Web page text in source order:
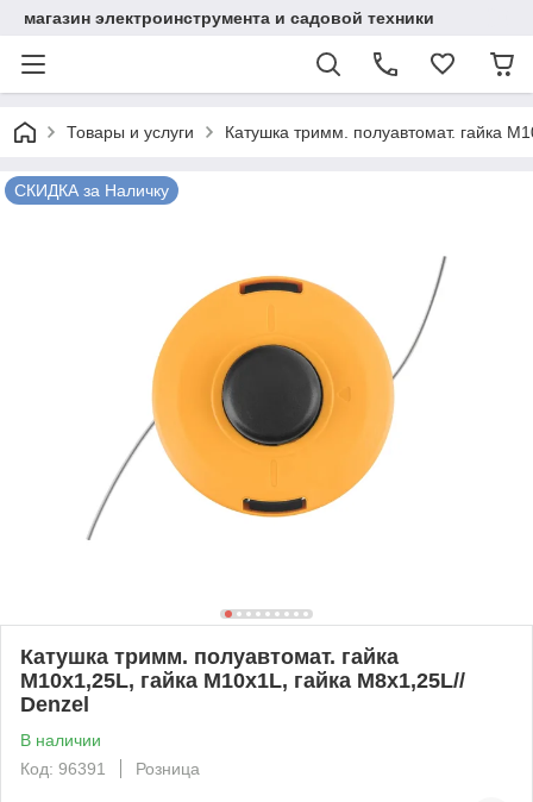
магазин электроинструмента и садовой техники
Товары и услуги Катушка тримм. полуавтомат. гайка
СКИДКА за Наличку
Катушка тримм. полуавтомат. гайка
М10х1,25L, гайка М10х1L, гайка М8х1,25L//
Denzel
В наличии
Код: 96391
Розница